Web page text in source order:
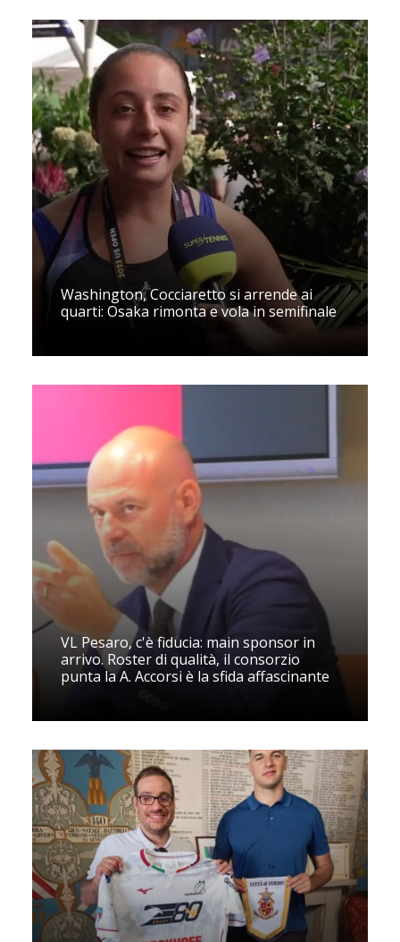
Washington, Cocciaretto si arrende ai
quarti: Osaka rimonta e vola in semifinale
VL Pesaro, c'è fiducia: main sponsor in
arrivo. Roster di qualità, il consorzio
punta la A. Accorsi è la sfida affascinante